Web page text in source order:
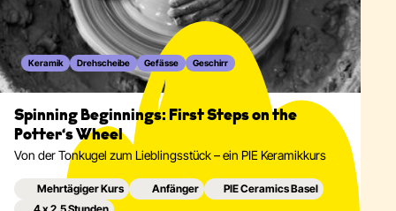
Keramik Drehscheibe Gefässe Geschirr
Spinning Beginnings: First Steps on the
Potter‘s Wheel
Von der Tonkugel zum Lieblingsstück – ein PIE Keramikkurs
Mehrtägiger Kurs Anfänger
PIE Ceramics Basel